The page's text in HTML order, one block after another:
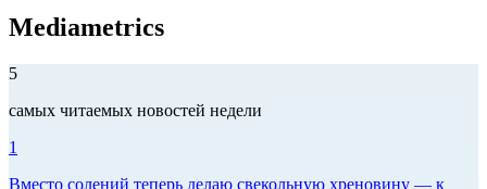
Mediametrics
5
самых читаемых новостей недели
1
Вместо солений теперь делаю свекольную хреновину — к